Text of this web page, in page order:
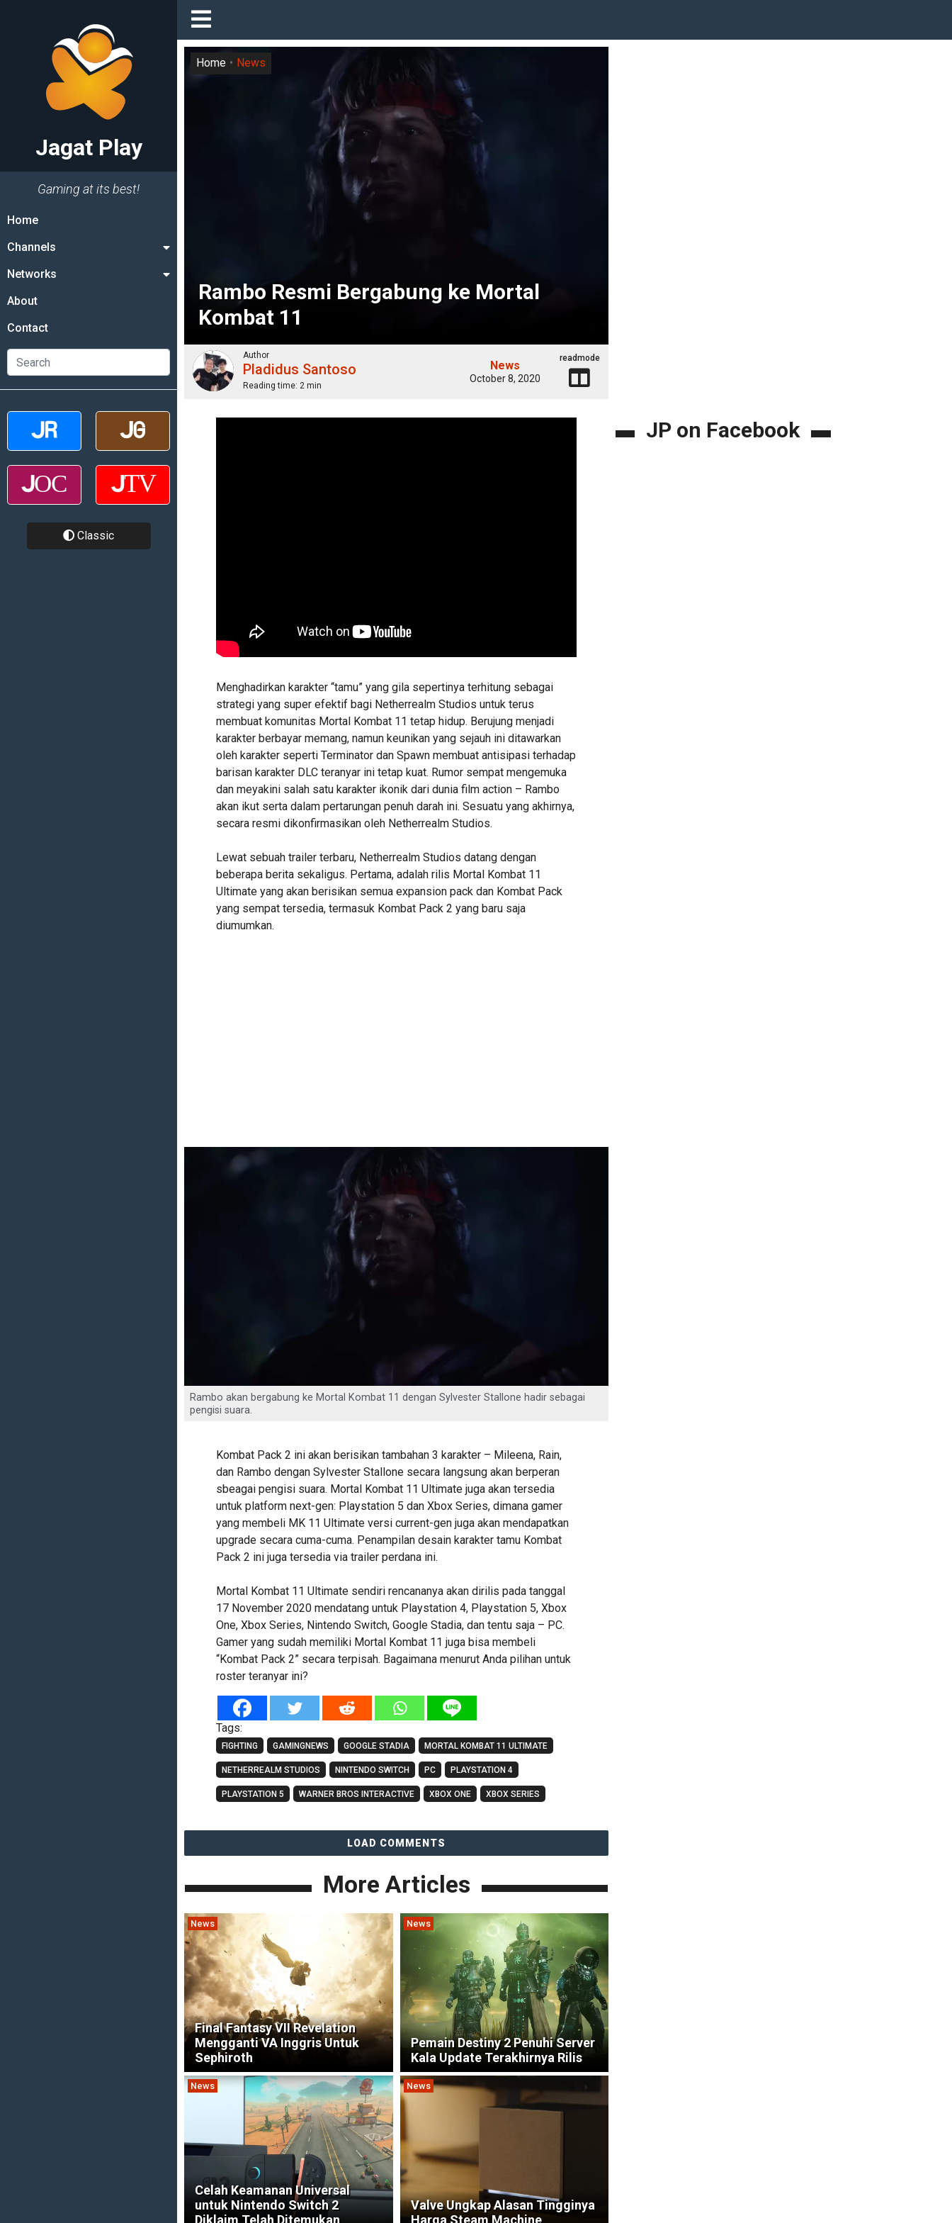
Jagat Play
Gaming at its best!
Home
Channels
Networks
About
Contact
Classic
Rambo Resmi Bergabung ke Mortal
Kombat 11
Home News
Author
Pladidus Santoso
Reading time: 2 min
News
October 8, 2020
readmode
Menghadirkan karakter “tamu” yang gila sepertinya terhitung sebagai
strategi yang super efektif bagi Netherrealm Studios untuk terus
membuat komunitas Mortal Kombat 11 tetap hidup. Berujung menjadi
karakter berbayar memang, namun keunikan yang sejauh ini ditawarkan
oleh karakter seperti Terminator dan Spawn membuat antisipasi terhadap
barisan karakter DLC teranyar ini tetap kuat. Rumor sempat mengemuka
dan meyakini salah satu karakter ikonik dari dunia film action – Rambo
akan ikut serta dalam pertarungan penuh darah ini. Sesuatu yang akhirnya,
secara resmi dikonfirmasikan oleh Netherrealm Studios.
Lewat sebuah trailer terbaru, Netherrealm Studios datang dengan
beberapa berita sekaligus. Pertama, adalah rilis Mortal Kombat 11
Ultimate yang akan berisikan semua expansion pack dan Kombat Pack
yang sempat tersedia, termasuk Kombat Pack 2 yang baru saja
diumumkan.
Rambo akan bergabung ke Mortal Kombat 11 dengan Sylvester Stallone hadir sebagai
pengisi suara.
Kombat Pack 2 ini akan berisikan tambahan 3 karakter – Mileena, Rain,
dan Rambo dengan Sylvester Stallone secara langsung akan berperan
sbeagai pengisi suara. Mortal Kombat 11 Ultimate juga akan tersedia
untuk platform next-gen: Playstation 5 dan Xbox Series, dimana gamer
yang membeli MK 11 Ultimate versi current-gen juga akan mendapatkan
upgrade secara cuma-cuma. Penampilan desain karakter tamu Kombat
Pack 2 ini juga tersedia via trailer perdana ini.
Mortal Kombat 11 Ultimate sendiri rencananya akan dirilis pada tanggal
17 November 2020 mendatang untuk Playstation 4, Playstation 5, Xbox
One, Xbox Series, Nintendo Switch, Google Stadia, dan tentu saja – PC.
Gamer yang sudah memiliki Mortal Kombat 11 juga bisa membeli
“Kombat Pack 2” secara terpisah. Bagaimana menurut Anda pilihan untuk
roster teranyar ini?
Tags:
FIGHTING GAMINGNEWS GOOGLE STADIA MORTAL KOMBAT 11 ULTIMATE
NETHERREALM STUDIOS NINTENDO SWITCH PC PLAYSTATION 4
PLAYSTATION 5 WARNER BROS INTERACTIVE XBOX ONE XBOX SERIES
LOAD COMMENTS
More Articles
News
Final Fantasy VII Revelation
Mengganti VA Inggris Untuk
Sephiroth
News
Pemain Destiny 2 Penuhi Server
Kala Update Terakhirnya Rilis
News
Celah Keamanan Universal
untuk Nintendo Switch 2
Diklaim Telah Ditemukan
News
Valve Ungkap Alasan Tingginya
Harga Steam Machine
JP on Facebook